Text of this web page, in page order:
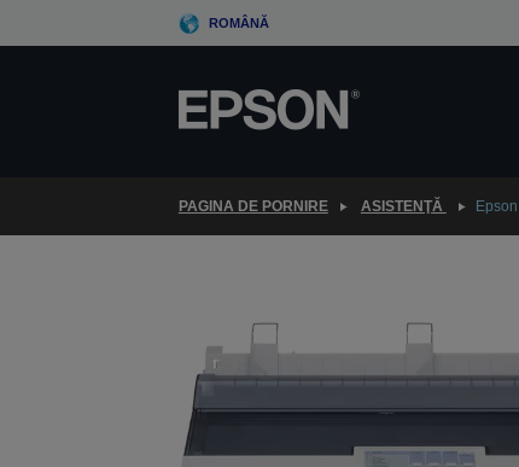
to
ROMÂNĂ
PAGINA DE PORNIRE ASISTENŢĂ